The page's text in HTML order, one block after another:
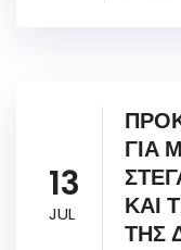
13
JUL
ΓΙΑ
ΚΑΙ
ΤΗΣ